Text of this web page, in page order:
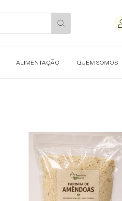
ALIMENTAÇÃO QUEM SOMOS